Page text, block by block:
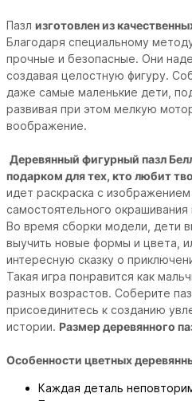
Пазл изготовлен из
Благодаря специальному
прочные и безопасные. Они
создавая целостную фигуру.
даже самые маленькие дети,
развивая при этом мелкую
воображение.
Деревянный фигурный пазл
подарком для тех, кто любит
идет раскраска с
самостоятельного
Во время сборки модели, дети
выучить новые формы и цвета,
интересную сказку о
Такая игра понравится как
разных возрастов. Соберите
присоединитесь к созданию
истории. Размер деревянного
Особенности цветных
Каждая деталь